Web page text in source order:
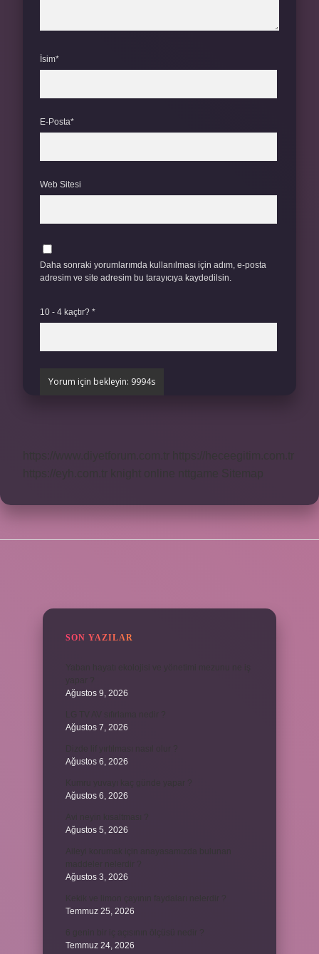
İsim*
E-Posta*
Web Sitesi
Daha sonraki yorumlarımda kullanılması için adım, e-posta
adresim ve site adresim bu tarayıcıya kaydedilsin.
10 - 4 kaçtır? *
SON YAZILAR
Ağustos 9, 2026
Ağustos 7, 2026
Ağustos 6, 2026
Ağustos 6, 2026
Ağustos 5, 2026
Ağustos 3, 2026
Temmuz 25, 2026
Temmuz 24, 2026